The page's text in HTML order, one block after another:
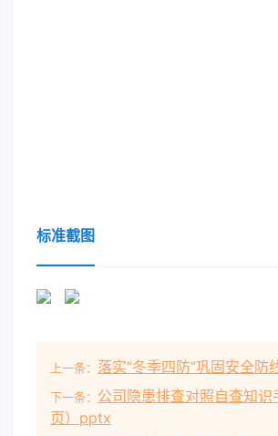
标准截图
上一条： 落实“冬季四防”巩固安全防
下一条： 公司隐患排查对照自查知识
页）pptx